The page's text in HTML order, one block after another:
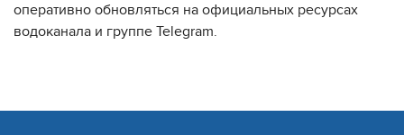
оперативно обновляться на официальных ресурсах
водоканала и группе Telegram.